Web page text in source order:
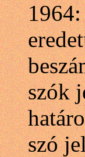
1964:
szók
szó